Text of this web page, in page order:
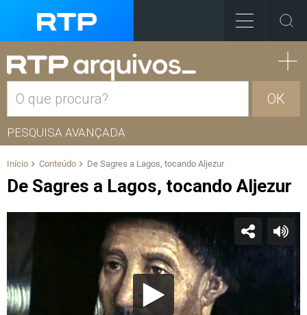
OK
PESQUISA AVANÇADA
Início Conteúdo De Sagres a Lagos, tocando Aljezur
De Sagres a Lagos, tocando Aljezur